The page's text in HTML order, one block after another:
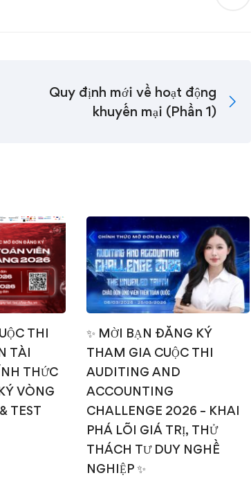
Quy định mới về hoạt động
khuyến mại (Phần 1)
THI
TÀI
THỨC
VÒNG
TEST
✨ MỜI BẠN ĐĂNG KÝ
THAM GIA CUỘC THI
AUDITING AND
ACCOUNTING
CHALLENGE 2026 – KHAI
PHÁ LÕI GIÁ TRỊ, THỬ
THÁCH TƯ DUY NGHỀ
NGHIỆP ✨